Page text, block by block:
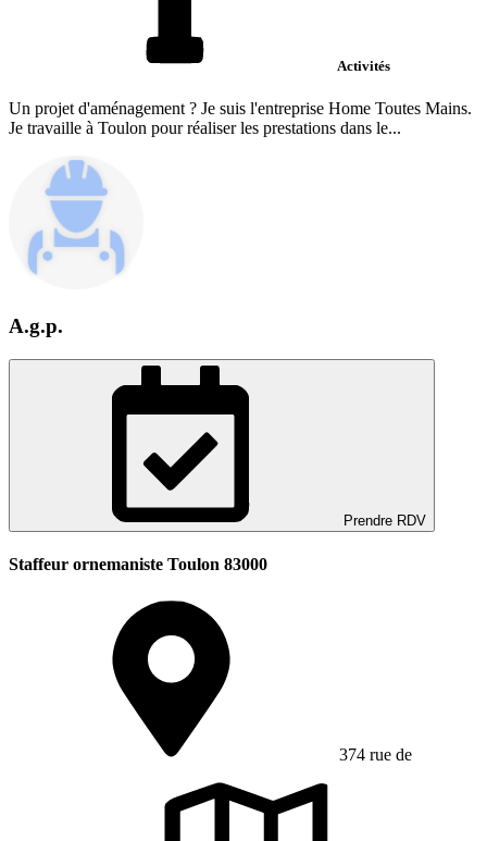
Activités
Un projet d'aménagement ? Je suis l'entreprise Home Toutes Mains.
Je travaille à Toulon pour réaliser les prestations dans le...
A.g.p.
Prendre RDV
Staffeur ornemaniste Toulon 83000
374 rue de